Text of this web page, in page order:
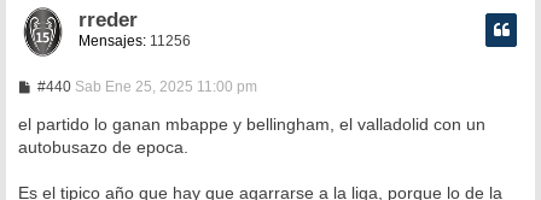
rreder
Mensajes: 11256
#440M
n
a
e
Sab Ene 25, 2025 11:00 pm
el partido lo ganan mbappe y bellingham, el valladolid con un
autobusazo de epoca.
Es el tipico año que hay que agarrarse a la liga, porque lo de la